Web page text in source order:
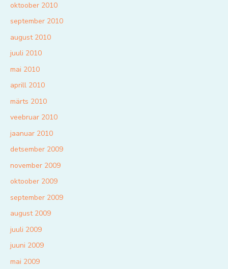
oktoober 2010
september 2010
august 2010
juuli 2010
mai 2010
aprill 2010
märts 2010
veebruar 2010
jaanuar 2010
detsember 2009
november 2009
oktoober 2009
september 2009
august 2009
juuli 2009
juuni 2009
mai 2009